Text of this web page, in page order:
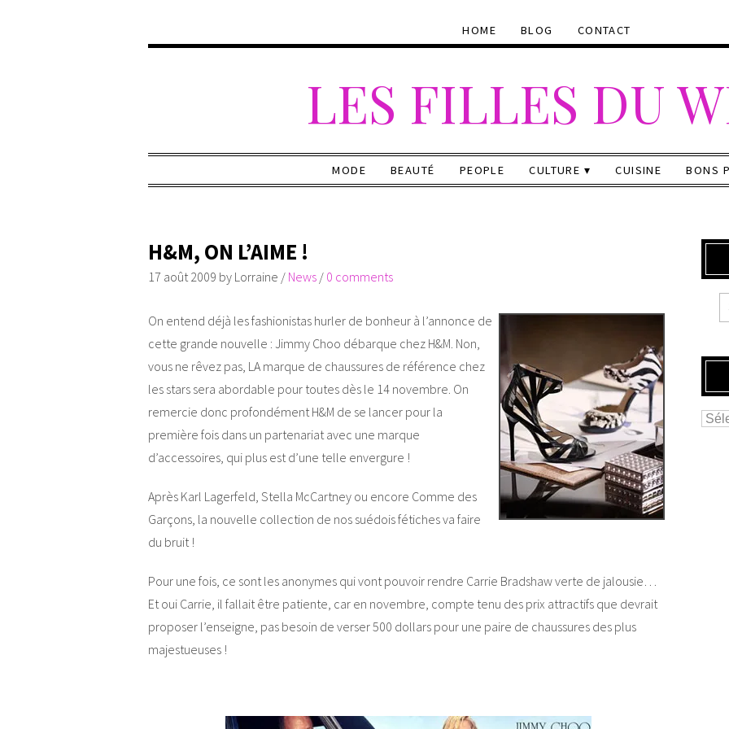
HOME BLOG CONTACT
LES FILLES DU
MODE BEAUTÉ PEOPLE CULTURE CUISINE BONS
H&M, ON L’AIME !
17 août 2009 by Lorraine / News / 0 comments
On entend déjà les fashionistas hurler de bonheur à l’annonce de
cette grande nouvelle : Jimmy Choo débarque chez H&M. Non,
vous ne rêvez pas, LA marque de chaussures de référence chez
les stars sera abordable pour toutes dès le 14 novembre. On
remercie donc profondément H&M de se lancer pour la
première fois dans un partenariat avec une marque
d’accessoires, qui plus est d’une telle envergure !
Après Karl Lagerfeld, Stella McCartney ou encore Comme des
Garçons, la nouvelle collection de nos suédois fétiches va faire
du bruit !
Pour une fois, ce sont les anonymes qui vont pouvoir rendre Carrie Bradshaw verte de jalousie…
Et oui Carrie, il fallait être patiente, car en novembre, compte tenu des prix attractifs que devrait
proposer l’enseigne, pas besoin de verser 500 dollars pour une paire de chaussures des plus
majestueuses !